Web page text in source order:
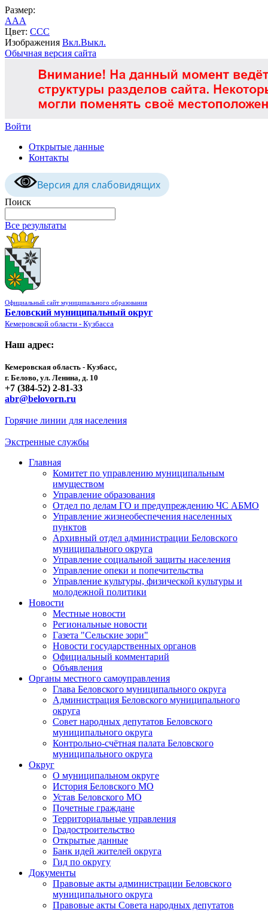
Размер:
AAA
Цвет: CCC
Изображения Вкл.Выкл.
Обычная версия сайта
Войти
Открытые данные
Контакты
Версия для слабовидящих
Поиск
Все результаты
Официальный сайт муниципального образования
Беловский муниципальный округ
Кемеровской области - Кузбасса
Наш адрес:
Кемеровская область - Кузбасс,
г. Белово, ул. Ленина, д. 10
+7 (384-52) 2-81-33
abr@belovorn.ru
Горячие линии для населения
Экстренные службы
Главная
Комитет по управлению муниципальным
имуществом
Управление образования
Отдел по делам ГО и предупреждению ЧС АБМО
Управление жизнеобеспечения населенных
пунктов
Архивный отдел администрации Беловского
муниципального округа
Управление социальной защиты населения
Управление опеки и попечительства
Управление культуры, физической культуры и
молодежной политики
Новости
Местные новости
Региональные новости
Газета "Сельские зори"
Новости государственных органов
Официальный комментарий
Объявления
Органы местного самоуправления
Глава Беловского муниципального округа
Администрация Беловского муниципального
округа
Совет народных депутатов Беловского
муниципального округа
Контрольно-счётная палата Беловского
муниципального округа
Округ
О муниципальном округе
История Беловского МО
Устав Беловского МО
Почетные граждане
Территориальные управления
Градостроительство
Открытые данные
Банк идей жителей округа
Гид по округу
Документы
Правовые акты администрации Беловского
муниципального округа
Правовые акты Совета народных депутатов